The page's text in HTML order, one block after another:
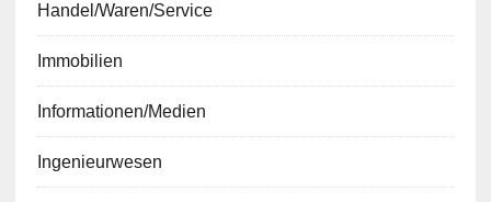
Handel/Waren/Service
Immobilien
Informationen/Medien
Ingenieurwesen